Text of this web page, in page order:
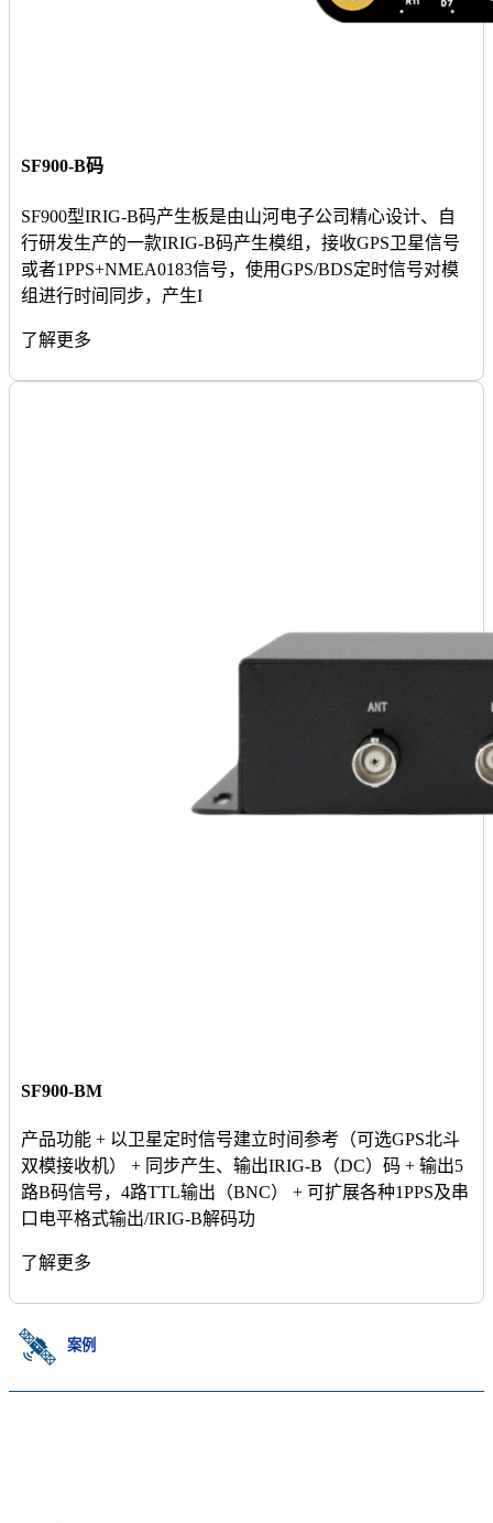
SF900-B码
SF900型IRIG-B码产生板是由山河电子公司精心设计、自
行研发生产的一款IRIG-B码产生模组，接收GPS卫星信号
或者1PPS+NMEA0183信号，使用GPS/BDS定时信号对模
组进行时间同步，产生I
了解更多
SF900-BM
产品功能 + 以卫星定时信号建立时间参考（可选GPS北斗
双模接收机） + 同步产生、输出IRIG-B（DC）码 + 输出5
路B码信号，4路TTL输出（BNC） + 可扩展各种1PPS及串
口电平格式输出/IRIG-B解码功
了解更多
案例